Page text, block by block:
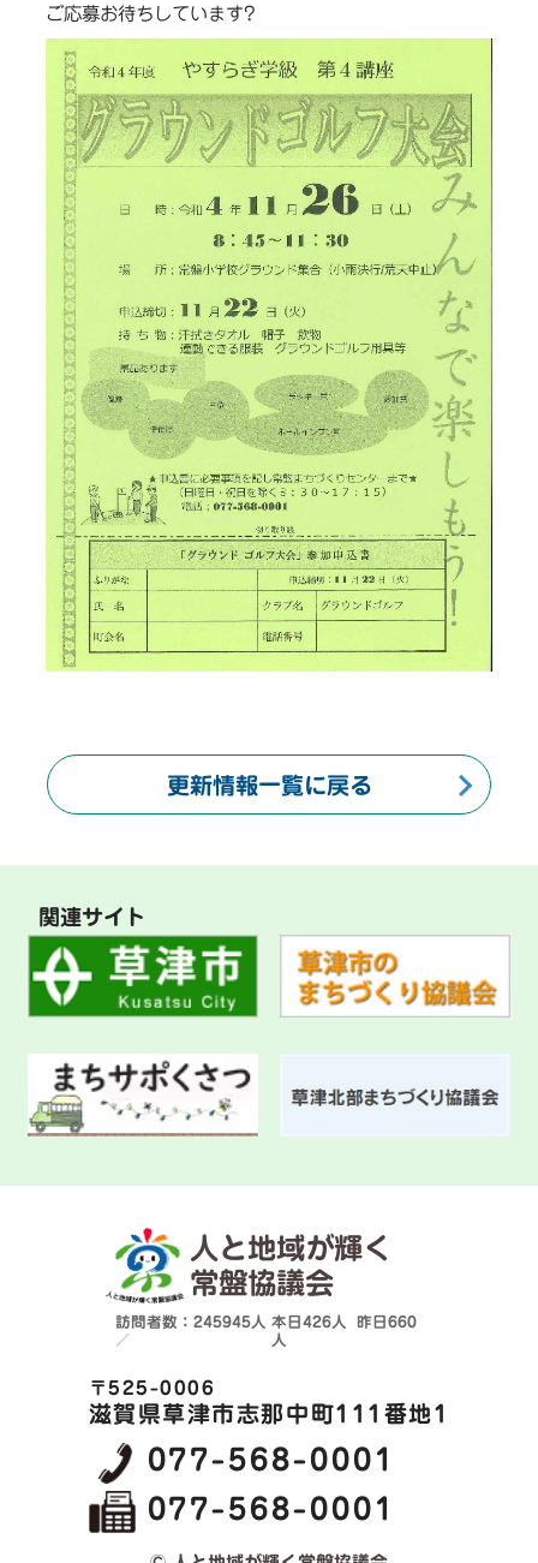
ご応募お待ちしています?
更新情報一覧に戻る
関連サイト
人と地域が輝く
常盤協議会
訪問者数：245945人
／
本日426人 昨日660
人
〒525-0006
滋賀県草津市志那中町111番地1
077-568-0001
077-568-0001